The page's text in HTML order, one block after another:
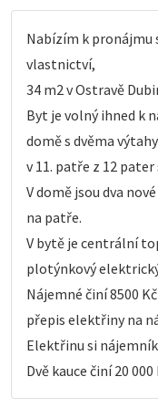
Nabízím k pronájmu
vlastnictví,
34 m2 v Ostravě
Byt je volný ihned k
domě s dvěma výtahy
v 11. patře z 12 pater
V domě jsou dva
na patře.
V bytě je centrální
plotýnkový
Nájemné činí 8500
přepis elektřiny na
Elektřinu si
Dvě kauce činí 20 000